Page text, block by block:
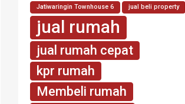
Jatiwaringin Townhouse 6 jual beli property
jual rumah
jual rumah cepat
kpr rumah
Membeli rumah